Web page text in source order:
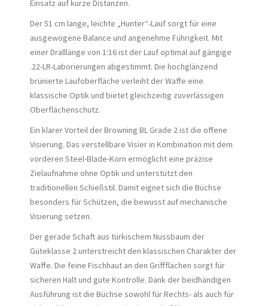
Einsatz auf kurze Distanzen.
Der 51 cm lange, leichte „Hunter“-Lauf sorgt für eine
ausgewogene Balance und angenehme Führigkeit. Mit
einer Dralllänge von 1:16 ist der Lauf optimal auf gängige
.22-LR-Laborierungen abgestimmt. Die hochglänzend
brünierte Laufoberfläche verleiht der Waffe eine
klassische Optik und bietet gleichzeitig zuverlässigen
Oberflächenschutz.
Ein klarer Vorteil der Browning BL Grade 2 ist die offene
Visierung. Das verstellbare Visier in Kombination mit dem
vorderen Steel-Blade-Korn ermöglicht eine präzise
Zielaufnahme ohne Optik und unterstützt den
traditionellen Schießstil. Damit eignet sich die Büchse
besonders für Schützen, die bewusst auf mechanische
Visierung setzen.
Der gerade Schaft aus türkischem Nussbaum der
Güteklasse 2 unterstreicht den klassischen Charakter der
Waffe. Die feine Fischhaut an den Griffflächen sorgt für
sicheren Halt und gute Kontrolle. Dank der beidhändigen
Ausführung ist die Büchse sowohl für Rechts- als auch für